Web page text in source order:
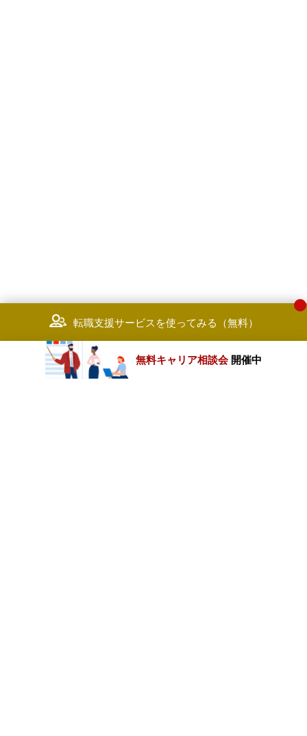
転職支援サービスを使ってみる（無料）
無料キャリア相談会 開催中